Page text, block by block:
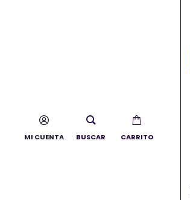
MI CUENTA BUSCAR CARRITO